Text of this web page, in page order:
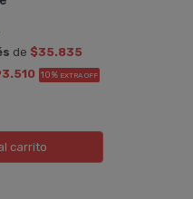
de $35.835
10% EXTRA OFF
carrito